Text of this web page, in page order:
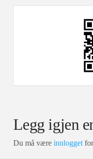
Legg igjen
Du må være innloggetfor